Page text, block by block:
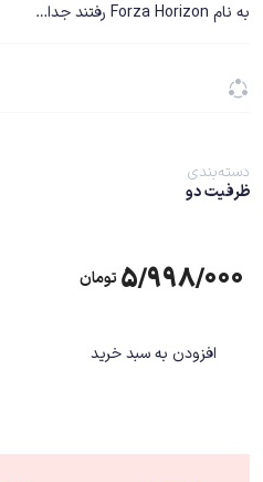
به نام Forza Horizon رفتند جدا…
دسته‌بندی
ظرفیت دو
۵/۹۹۸/۰۰۰ تومان
افزودن به سبد خرید